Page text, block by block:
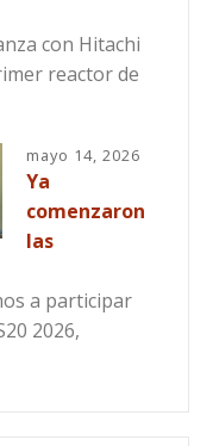
con Hitachi
reactor de
mayo 14, 2026
Ya
comenzaron
las
a participar
2026,